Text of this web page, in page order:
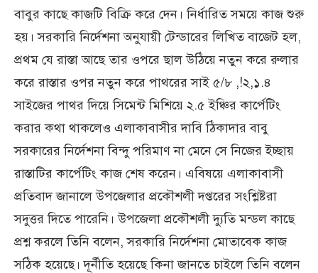
বাবুর কাছে কাজটি বিক্রি করে দেন। নির্ধারিত সময়ে কাজ শুরু
হয়। সরকারি নির্দেশনা অনুযায়ী টেন্ডারের লিখিত বাজেট হল,
প্রথম যে রাস্তা আছে তার ওপরে ছাল উঠিয়ে নতুন করে রুলার
করে রাস্তার ওপর নতুন করে পাথরের সাই ৫/৮ ,!২,১.৪
সাইজের পাথর দিয়ে সিমেন্ট মিশিয়ে ২.৫ ইঞ্চির কার্পেটিং
করার কথা থাকলেও এলাকাবাসীর দাবি ঠিকাদার বাবু
সরকারের নির্দেশনা বিন্দু পরিমাণ না মেনে সে নিজের ইচ্ছায়
রাস্তাটির কার্পেটিং কাজ শেষ করেন। এবিষয়ে এলাকাবাসী
প্রতিবাদ জানালে উপজেলার প্রকৌশলী দপ্তরের সংশ্লিষ্টরা
সদুত্তর দিতে পারেনি। উপজেলা প্রকৌশলী দ্যুতি মন্ডল কাছে
প্রশ্ন করলে তিনি বলেন, সরকারি নির্দেশনা মোতাবেক কাজ
সঠিক হয়েছে। দূর্নীতি হয়েছে কিনা জানতে চাইলে তিনি বলেন